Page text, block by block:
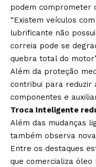
podem comprometer
“Existem veículos
lubrificante não
correia pode se
quebra total do
Além da proteção
contribui para
componentes e
Troca Inteligente
Além das mudanças
também observa
Entre os destaques
que comercializa